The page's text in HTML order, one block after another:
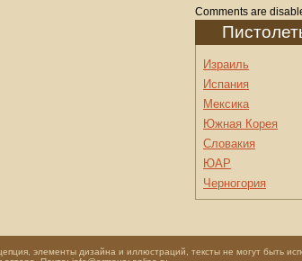
Comments are
Израиль
Испания
Мексика
Южная Корея
Словакия
ЮАР
Черногория
элементы дизайна и иллюстраций, тексты не могут быть